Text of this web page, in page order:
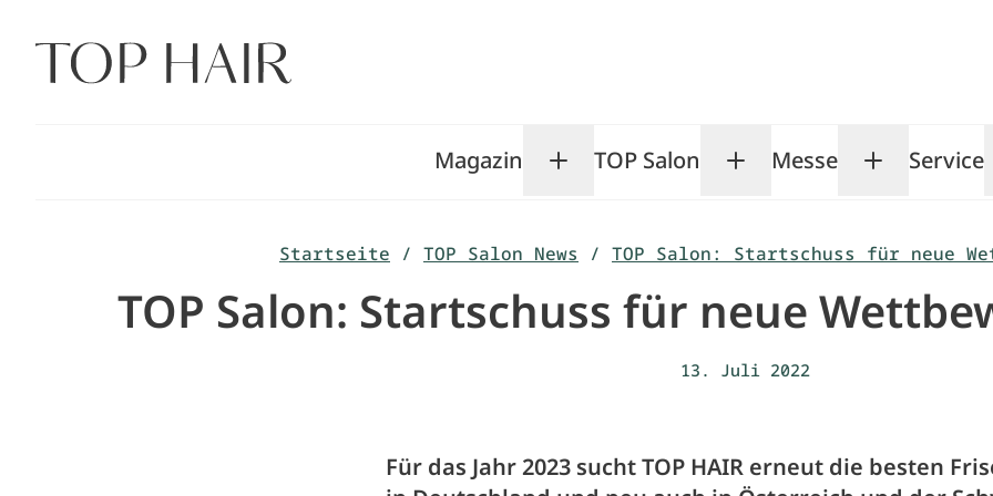
Inhalt
springen
Magazin Toggle Magazin submenu
TOP Salon Toggle TOP Salon
Messe ToggleService
Startseite / TOP Salon News / TOP Salon: Startschuss für neue
TOP Salon: Startschuss für neue
13. Juli 2022
Für das Jahr 2023 sucht TOP HAIR erneut die besten